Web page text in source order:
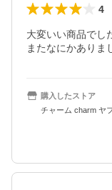
4
大変いい商品でし
またなにかありま
購入したストア
チャーム charm ヤ